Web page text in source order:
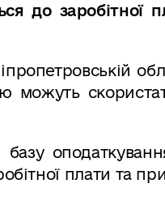
до заробітної
можуть
плати та